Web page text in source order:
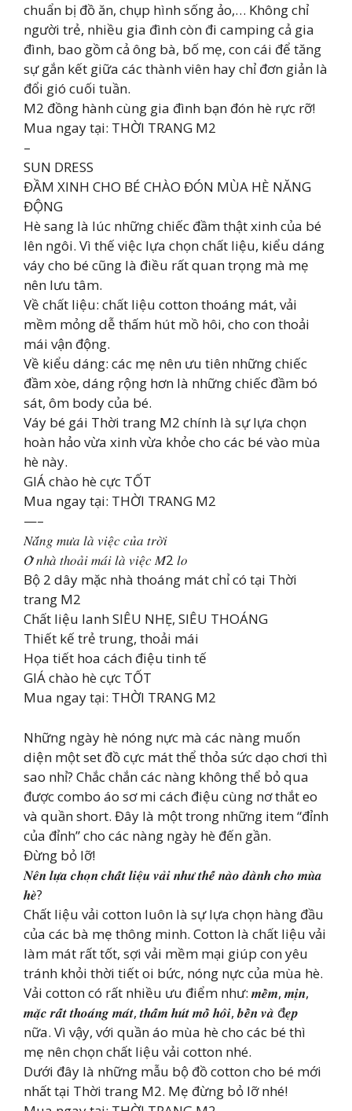
chuẩn bị đồ ăn, chụp hình sống ảo,… Không chỉ
người trẻ, nhiều gia đình còn đi camping cả gia
đình, bao gồm cả ông bà, bố mẹ, con cái để tăng
sự gắn kết giữa các thành viên hay chỉ đơn giản là
đổi gió cuối tuần.
M2 đồng hành cùng gia đình bạn đón hè rực rỡ!
Mua ngay tại: THỜI TRANG M2
–
SUN DRESS
ĐẦM XINH CHO BÉ CHÀO ĐÓN MÙA HÈ NĂNG
ĐỘNG
Hè sang là lúc những chiếc đầm thật xinh của bé
lên ngôi. Vì thế việc lựa chọn chất liệu, kiểu dáng
váy cho bé cũng là điều rất quan trọng mà mẹ
nên lưu tâm.
Về chất liệu: chất liệu cotton thoáng mát, vải
mềm mỏng dễ thấm hút mồ hôi, cho con thoải
mái vận động.
Về kiểu dáng: các mẹ nên ưu tiên những chiếc
đầm xòe, dáng rộng hơn là những chiếc đầm bó
sát, ôm body của bé.
Váy bé gái Thời trang M2 chính là sự lựa chọn
hoàn hảo vừa xinh vừa khỏe cho các bé vào mùa
hè này.
GIÁ chào hè cực TỐT
Mua ngay tại: THỜI TRANG M2
—–
𝑁𝑎̆́𝑛𝑔 𝑚𝑢̛𝑎 𝑙𝑎̀ 𝑣𝑖𝑒̣̂𝑐 𝑐𝑢̉𝑎 𝑡𝑟𝑜̛̀𝑖
𝑂̛̉ 𝑛ℎ𝑎̀ 𝑡ℎ𝑜𝑎̉𝑖 𝑚𝑎́𝑖 𝑙𝑎̀ 𝑣𝑖𝑒̣̂𝑐 𝑀2 𝑙𝑜
Bộ 2 dây mặc nhà thoáng mát chỉ có tại Thời
trang M2
Chất liệu lanh SIÊU NHẸ, SIÊU THOÁNG
Thiết kế trẻ trung, thoải mái
Họa tiết hoa cách điệu tinh tế
GIÁ chào hè cực TỐT
Mua ngay tại: THỜI TRANG M2
Những ngày hè nóng nực mà các nàng muốn
diện một set đồ cực mát thể thỏa sức dạo chơi thì
sao nhỉ? Chắc chắn các nàng không thể bỏ qua
được combo áo sơ mi cách điệu cùng nơ thắt eo
và quần short. Đây là một trong những item “đỉnh
của đỉnh” cho các nàng ngày hè đến gần.
Đừng bỏ lỡ!
𝑵𝒆̂𝒏 𝒍𝒖̛̣𝒂 𝒄𝒉𝒐̣𝒏 𝒄𝒉𝒂̂́𝒕 𝒍𝒊𝒆̣̂𝒖 𝒗𝒂̉𝒊 𝒏𝒉𝒖̛ 𝒕𝒉𝒆̂́ 𝒏𝒂̀𝒐 𝒅𝒂̀𝒏𝒉 𝒄𝒉𝒐 𝒎𝒖̀𝒂
𝒉𝒆̀?
Chất liệu vải cotton luôn là sự lựa chọn hàng đầu
của các bà mẹ thông minh. Cotton là chất liệu vải
làm mát rất tốt, sợi vải mềm mại giúp con yêu
tránh khỏi thời tiết oi bức, nóng nực của mùa hè.
Vải cotton có rất nhiều ưu điểm như: 𝒎𝒆̂̀𝒎, 𝒎𝒊̣𝒏,
𝒎𝒂̣̆𝒄 𝒓𝒂̂́𝒕 𝒕𝒉𝒐𝒂́𝒏𝒈 𝒎𝒂́𝒕, 𝒕𝒉𝒂̂́𝒎 𝒉𝒖́𝒕 𝒎𝒐̂̀ 𝒉𝒐̂𝒊, 𝒃𝒆̂̀𝒏 𝒗𝒂̀ đ𝒆̣𝒑
nữa. Vì vậy, với quần áo mùa hè cho các bé thì
mẹ nên chọn chất liệu vải cotton nhé.
Dưới đây là những mẫu bộ đồ cotton cho bé mới
nhất tại Thời trang M2. Mẹ đừng bỏ lỡ nhé!